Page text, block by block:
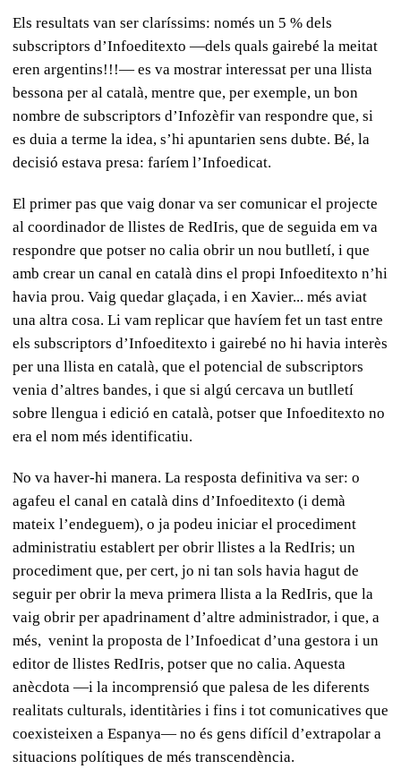
Els resultats van ser claríssims: només un 5 % dels
subscriptors d’Infoeditexto —dels quals gairebé la meitat
eren argentins!!!— es va mostrar interessat per una llista
bessona per al català, mentre que, per exemple, un bon
nombre de subscriptors d’Infozèfir van respondre que, si
es duia a terme la idea, s’hi apuntarien sens dubte. Bé, la
decisió estava presa: faríem l’Infoedicat.
El primer pas que vaig donar va ser comunicar el projecte
al coordinador de llistes de RedIris, que de seguida em va
respondre que potser no calia obrir un nou butlletí, i que
amb crear un canal en català dins el propi Infoeditexto n’hi
havia prou. Vaig quedar glaçada, i en Xavier... més aviat
una altra cosa. Li vam replicar que havíem fet un tast entre
els subscriptors d’Infoeditexto i gairebé no hi havia interès
per una llista en català, que el potencial de subscriptors
venia d’altres bandes, i que si algú cercava un butlletí
sobre llengua i edició en català, potser que Infoeditexto no
era el nom més identificatiu.
No va haver-hi manera. La resposta definitiva va ser: o
agafeu el canal en català dins d’Infoeditexto (i demà
mateix l’endeguem), o ja podeu iniciar el procediment
administratiu establert per obrir llistes a la RedIris; un
procediment que, per cert, jo ni tan sols havia hagut de
seguir per obrir la meva primera llista a la RedIris, que la
vaig obrir per apadrinament d’altre administrador, i que, a
més, venint la proposta de l’Infoedicat d’una gestora i un
editor de llistes RedIris, potser que no calia. Aquesta
anècdota —i la incomprensió que palesa de les diferents
realitats culturals, identitàries i fins i tot comunicatives que
coexisteixen a Espanya— no és gens difícil d’extrapolar a
situacions polítiques de més transcendència.